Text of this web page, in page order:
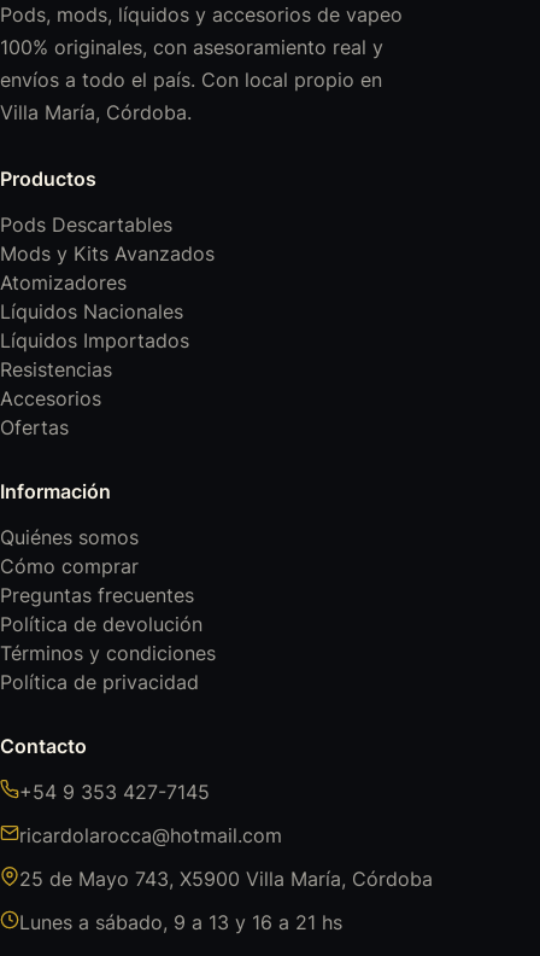
Pods, mods, líquidos y accesorios de vapeo
100% originales, con asesoramiento real y
envíos a todo el país. Con local propio en
Villa María, Córdoba.
Productos
Pods Descartables
Mods y Kits Avanzados
Atomizadores
Líquidos Nacionales
Líquidos Importados
Resistencias
Accesorios
Ofertas
Información
Quiénes somos
Cómo comprar
Preguntas frecuentes
Política de devolución
Términos y condiciones
Política de privacidad
Contacto
+54 9 353 427-7145
ricardolarocca@hotmail.com
25 de Mayo 743, X5900 Villa María, Córdoba
Lunes a sábado, 9 a 13 y 16 a 21 hs